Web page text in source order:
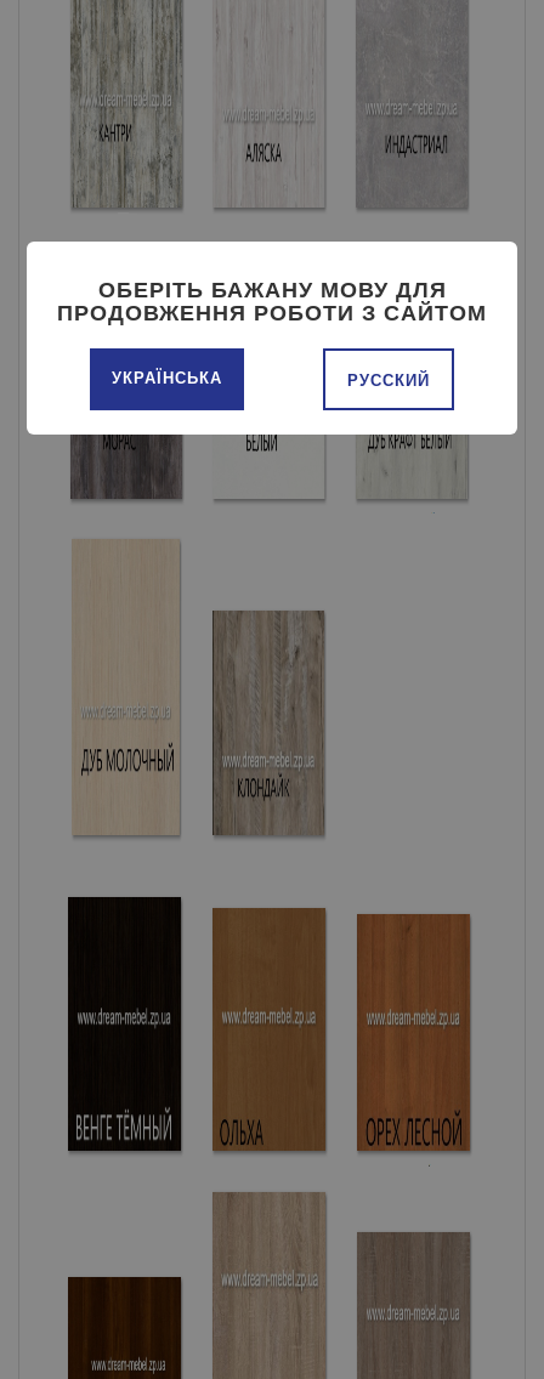
ОБЕРІТЬ БАЖАНУ МОВУ ДЛЯ
ПРОДОВЖЕННЯ РОБОТИ З САЙТОМ
УКРАЇНСЬКА РУССКИЙ